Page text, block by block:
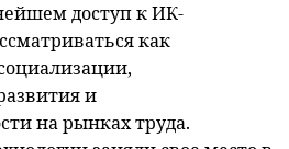
доступ к ИК-
как
и
на рынках труда.